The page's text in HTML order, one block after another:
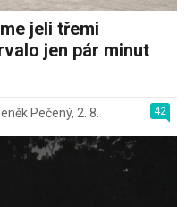
jeli třemi
jen pár minut
42
Pečený, 2. 8.